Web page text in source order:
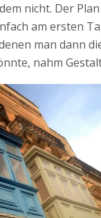
nicht. Der
am ersten
man dann
nahm